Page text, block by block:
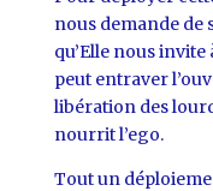
nous demande de
qu’Elle nous invite
peut entraver
libération des
nourrit l’ego.
Tout un